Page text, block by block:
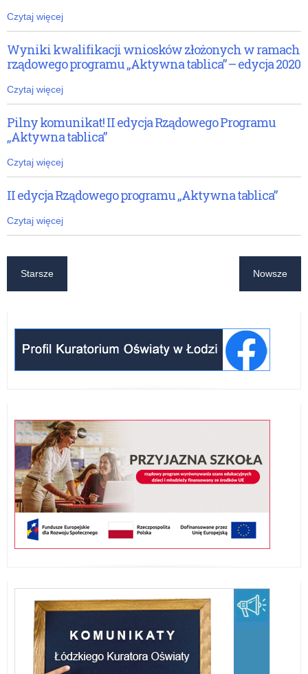
Czytaj więcej
Wyniki kwalifikacji wniosków złożonych w ramach
rządowego programu „Aktywna tablica” – edycja 2020
Czytaj więcej
Pilny komunikat! II edycja Rządowego Programu
„Aktywna tablica”
Czytaj więcej
II edycja Rządowego programu „Aktywna tablica”
Czytaj więcej
Starsze Nowsze